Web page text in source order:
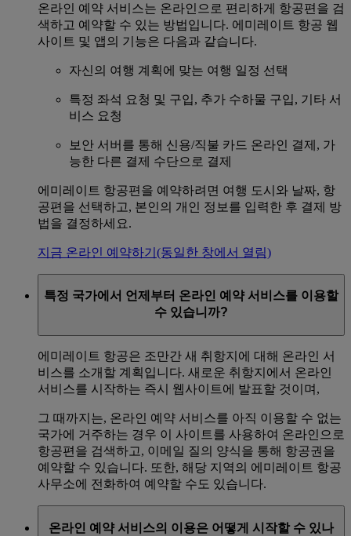
온라인 예약 서비스는 온라인으로 편리하게 항공편을 검
색하고 예약할 수 있는 방법입니다. 에미레이트 항공 웹
사이트 및 앱의 기능은 다음과 같습니다.
자신의 여행 계획에 맞는 여행 일정 선택
특정 좌석 요청 및 구입, 추가 수하물 구입, 기타 서
비스 요청
보안 서버를 통해 신용/직불 카드 온라인 결제, 가
능한 다른 결제 수단으로 결제
에미레이트 항공편을 예약하려면 여행 도시와 날짜, 항
공편을 선택하고, 본인의 개인 정보를 입력한 후 결제 방
법을 결정하세요.
지금 온라인 예약하기 (동일한 창에서 열림)
특정 국가에서 언제부터 온라인 예약 서비스를 이용할
수 있습니까?
에미레이트 항공은 조만간 새 취항지에 대해 온라인 서
비스를 소개할 계획입니다. 새로운 취항지에서 온라인
서비스를 시작하는 즉시 웹사이트에 발표할 것이며,
그 때까지는, 온라인 예약 서비스를 아직 이용할 수 없는
국가에 거주하는 경우 이 사이트를 사용하여 온라인으로
항공편을 검색하고, 이메일 질의 양식을 통해 항공권을
예약할 수 있습니다. 또한, 해당 지역의 에미레이트 항공
사무소에 전화하여 예약할 수도 있습니다.
온라인 예약 서비스의 이용은 어떻게 시작할 수 있나